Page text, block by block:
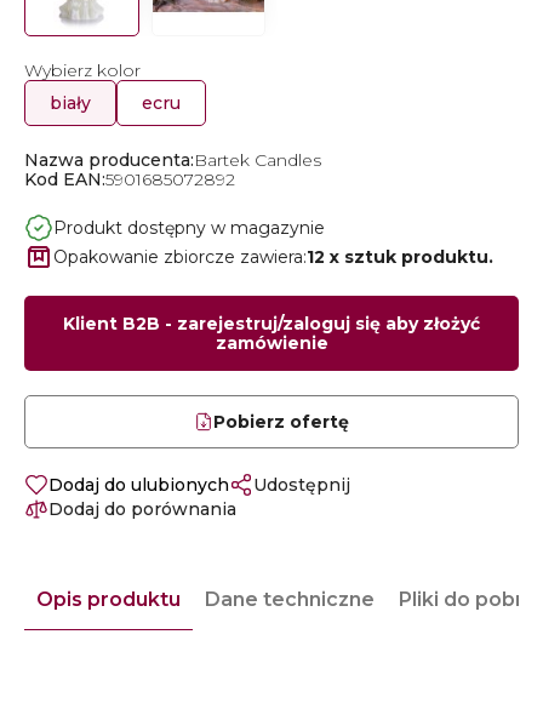
Wybierz kolor
biały
ecru
Nazwa producenta:Bartek Candles
Kod EAN:5901685072892
Produkt dostępny w magazynie
Opakowanie zbiorcze zawiera:12 x sztuk produktu.
Klient B2B - zarejestruj/zaloguj się aby złożyć
zamówienie
Pobierz ofertę
Dodaj do ulubionych
Udostępnij
Dodaj do porównania
Opis produktu Dane techniczne Pliki do